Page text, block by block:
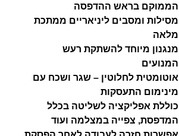
הממוקם בראש ההדפסה
מסילות ומסבים ליניאריים ממתכת
מלאה
מנגנון מיוחד להשתקת רעש
המנועים
אוטומטית לחלוטין – שגר ושכח עם
מינימום התעסקות
כוללת אפליקציה לשליטה בכלל
המדפסת, צפייה במצלמה ועוד